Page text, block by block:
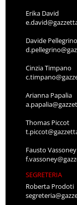
Erika David
Davide Pellegrino
Cinzia Timpano
Arianna Papalia
Thomas Piccot
Fausto Vassoney
SEGRETERIA
Roberta Prodoti